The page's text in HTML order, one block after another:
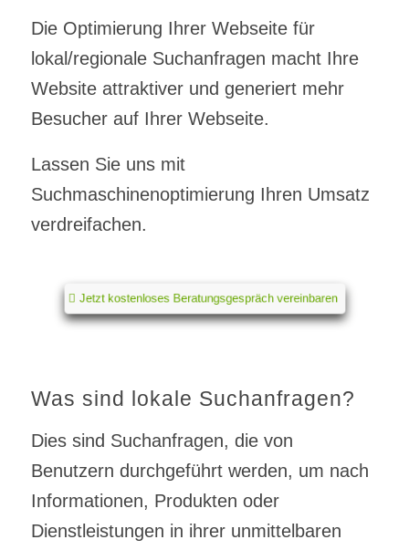
Die Optimierung Ihrer Webseite für
lokal/regionale Suchanfragen macht Ihre
Website attraktiver und generiert mehr
Besucher auf Ihrer Webseite.
Lassen Sie uns mit
Suchmaschinenoptimierung Ihren Umsatz
verdreifachen.
Jetzt kostenloses Beratungsgespräch vereinbaren
Was sind lokale Suchanfragen?
Dies sind Suchanfragen, die von
Benutzern durchgeführt werden, um nach
Informationen, Produkten oder
Dienstleistungen in ihrer unmittelbaren